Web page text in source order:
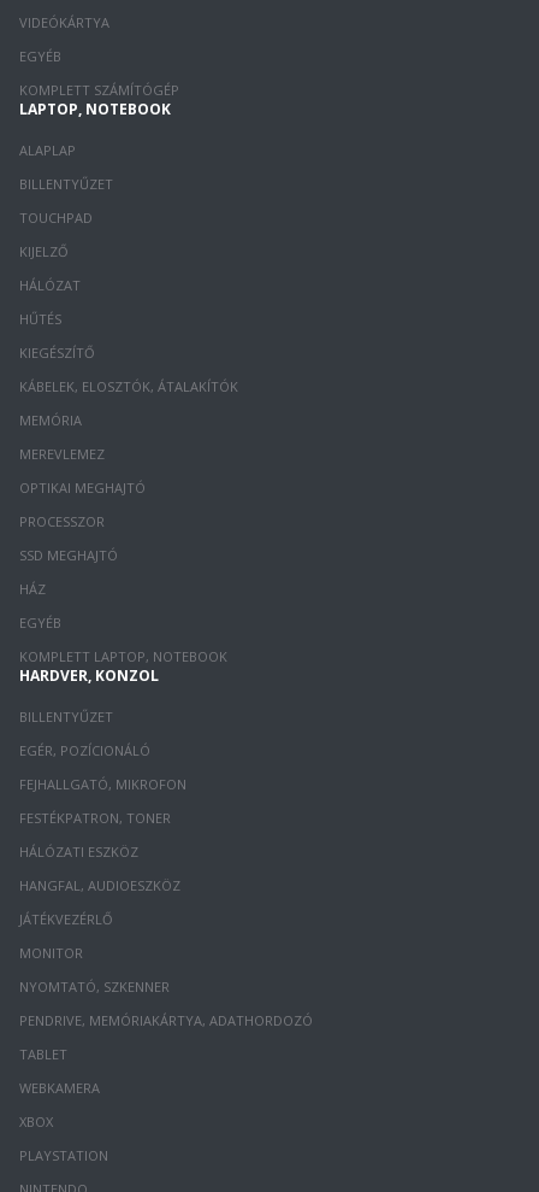
VIDEÓKÁRTYA
EGYÉB
KOMPLETT SZÁMÍTÓGÉP
LAPTOP, NOTEBOOK
ALAPLAP
BILLENTYŰZET
TOUCHPAD
KIJELZŐ
HÁLÓZAT
HŰTÉS
KIEGÉSZÍTŐ
KÁBELEK, ELOSZTÓK, ÁTALAKÍTÓK
MEMÓRIA
MEREVLEMEZ
OPTIKAI MEGHAJTÓ
PROCESSZOR
SSD MEGHAJTÓ
HÁZ
EGYÉB
KOMPLETT LAPTOP, NOTEBOOK
HARDVER, KONZOL
BILLENTYŰZET
EGÉR, POZÍCIONÁLÓ
FEJHALLGATÓ, MIKROFON
FESTÉKPATRON, TONER
HÁLÓZATI ESZKÖZ
HANGFAL, AUDIOESZKÖZ
JÁTÉKVEZÉRLŐ
MONITOR
NYOMTATÓ, SZKENNER
PENDRIVE, MEMÓRIAKÁRTYA, ADATHORDOZÓ
TABLET
WEBKAMERA
XBOX
PLAYSTATION